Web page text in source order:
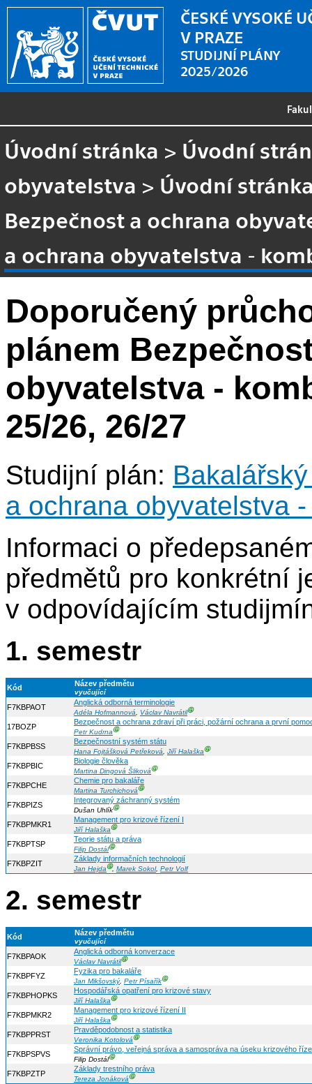
ČESKÉ VYSOKÉ
V PRAZE
STUDIJNÍ PLÁNY
2025/2026
Úvodní stránka > Úvodní
obyvatelstva > Úvodní
Bezpečnost a ochrana
a ochrana obyvatelstva -
Doporučený
plánem
obyvatelstva -
25/26, 26/27
Studijní plán:
a ochrana obyvatelstva
Informaci o
předmětů pro konkrétní
v odpovídajícím
1. semestr
Kód Název předmětu
vyučující
F7KBPAOT
Anglická odborná terminologie
Adéla Hofmannová, Václav NavrátilⒼ
17BOZP
Bezpečnost a ochrana zdraví při práci, požární ochrana a první
Petr KudrnaⒼ
F7KBPBSS
Bezpečnostní systém státu
Hana Fojtášková Petřeková, Jiří HalaškaⒼ
F7KBPBIC
Biologie člověka
Martina Dingová ŠlikováⒼ
F7KBPCHE
Chemie pro bakaláře
Martina TurchichováⒼ
F7KBPIZS
Integrovaný záchranný systém
Dušan UhlíkⒼ
F7KBPMKR1
Management pro krizové řízení I
Jiří HalaškaⒼ
F7KBPTSP
Teorie státu a práva
Filip DostálⒼ
F7KBPZIT
Základy informačních technologií
Jan HejdaⒼ, Marek Sokol, Petr Volf
2. semestr
Kód Název předmětu
vyučující
F7KBPAOK
Anglická odborná konverzace
Václav NavrátilⒼ
F7KBPFYZ
Fyzika pro bakaláře
Jan Mikšovský, Petr PísaříkⒼ
F7KBPHOPKS
Hospodářská opatření pro krizové stavy
Jiří HalaškaⒼ
F7KBPMKR2
Management pro krizové řízení II
Jiří HalaškaⒼ
F7KBPPRST
Pravděpodobnost a statistika
Veronika KotolováⒼ
F7KBPSPVS
Správní právo, veřejná správa a samospráva na úseku krizového
Filip DostálⒼ
F7KBPZTP
Základy trestního práva
Tereza JonákováⒼ